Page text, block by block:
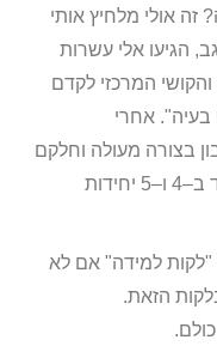
זה אולי מלחיץ אותי
הגיעו אלי עשרות
המרכזי לקדם
אחרי
בצורה מעולה וחלקם
אפילו הוציא ציונים גבוהים מאוד ב–4 ו–5 יחידות
"לקות למידה" אם לא
הזאת.